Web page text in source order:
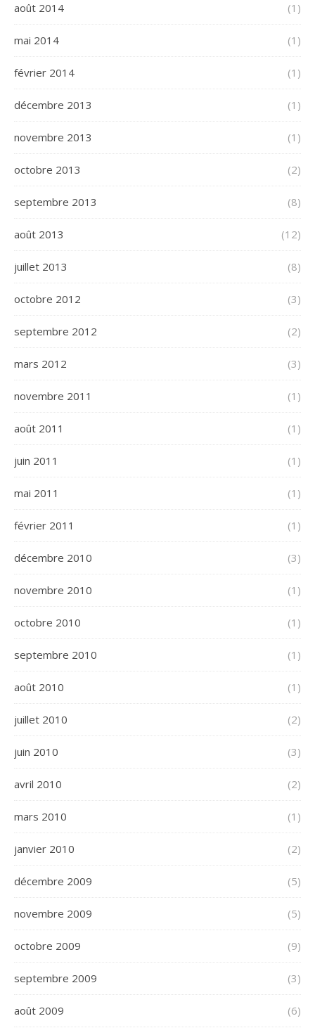
août 2014 (1)
mai 2014 (1)
février 2014 (1)
décembre 2013 (1)
novembre 2013 (1)
octobre 2013 (2)
septembre 2013 (8)
août 2013 (12)
juillet 2013 (8)
octobre 2012 (3)
septembre 2012 (2)
mars 2012 (3)
novembre 2011 (1)
août 2011 (1)
juin 2011 (1)
mai 2011 (1)
février 2011 (1)
décembre 2010 (3)
novembre 2010 (1)
octobre 2010 (1)
septembre 2010 (1)
août 2010 (1)
juillet 2010 (2)
juin 2010 (3)
avril 2010 (2)
mars 2010 (1)
janvier 2010 (2)
décembre 2009 (5)
novembre 2009 (5)
octobre 2009 (9)
septembre 2009 (3)
août 2009 (6)